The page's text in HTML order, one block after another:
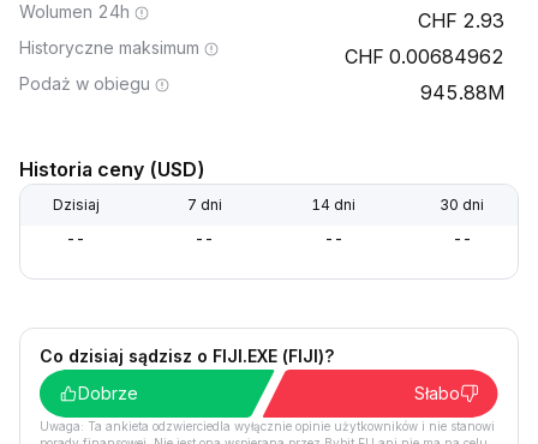
Wolumen 24h 2.93
Historyczne maksimum 0.00684962
Podaż w obiegu 945.88M
Historia ceny (USD)
Dzisiaj 7 dni 14 dni 30 dni
-- -- -- --
Co dzisiaj sądzisz o FIJI.EXE (FIJI)?
Dobrze
Słabo
Uwaga: Ta ankieta odzwierciedla wyłącznie opinie użytkowników i nie stanowi